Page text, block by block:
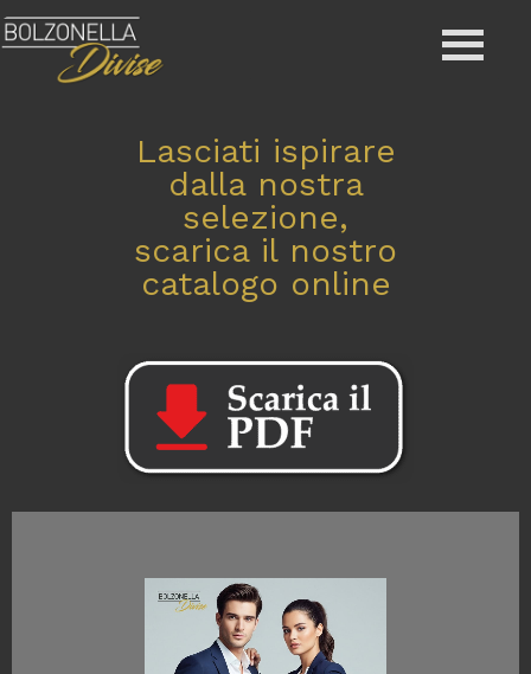
Lasciati ispirare
dalla nostra
selezione,
scarica il nostro
catalogo online